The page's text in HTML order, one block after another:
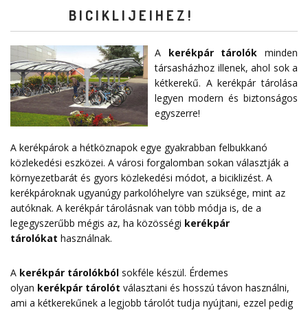
BICIKLIJEIHEZ!
A kerékpár tárolók minden
társasházhoz illenek, ahol sok a
kétkerekű. A kerékpár tárolása
legyen modern és biztonságos
egyszerre!
A kerékpárok a hétköznapok egye gyakrabban felbukkanó
közlekedési eszközei. A városi forgalomban sokan választják a
környezetbarát és gyors közlekedési módot, a biciklizést. A
kerékpároknak ugyanúgy parkolóhelyre van szüksége, mint az
autóknak. A kerékpár tárolásnak van több módja is, de a
legegyszerűbb mégis az, ha közösségi kerékpár
tárolókat használnak.
A kerékpár tárolókból sokféle készül. Érdemes
olyan kerékpár tárolót választani és hosszú távon használni,
ami a kétkerekűnek a legjobb tárolót tudja nyújtani, ezzel pedig